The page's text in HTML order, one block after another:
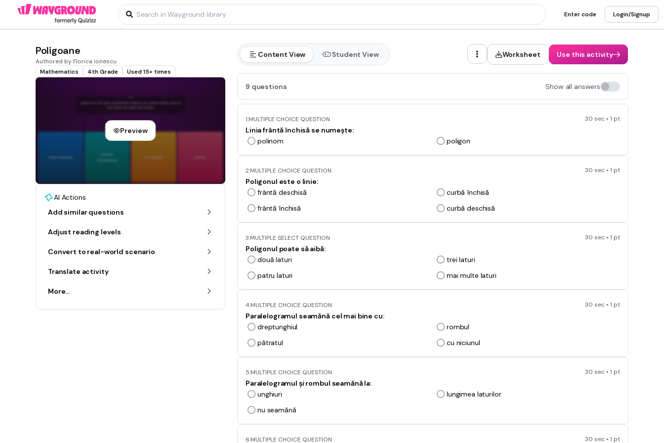
Enter code Login/Signup
Poligoane
Authored by Florica Ionescu
Mathematics
4th Grade Used 15+ times
Preview
AI Actions
Add similar questions
Adjust reading levels
Convert to real-world scenario
Translate activity
More...
Content View Student View Worksheet Use this activity
9 questions Show all answers
1.MULTIPLE CHOICE QUESTION 30 sec • 1 pt
Linia frântă închisă se numește:
polinom
poligon
2.MULTIPLE CHOICE QUESTION 30 sec • 1 pt
Poligonul este o linie:
frântă deschisă
curbă închisă
frântă închisă
curbă deschisă
3.MULTIPLE SELECT QUESTION 30 sec • 1 pt
Poligonul poate să aibă:
două laturi
trei laturi
patru laturi
mai multe laturi
4.MULTIPLE CHOICE QUESTION 30 sec • 1 pt
Paralelogramul seamănă cel mai bine cu:
dreptunghiul
rombul
pătratul
cu niciunul
5.MULTIPLE CHOICE QUESTION 30 sec • 1 pt
Paralelogramul și rombul seamănă la:
unghiuri
lungimea laturilor
nu seamănă
6.MULTIPLE CHOICE QUESTION 30 sec • 1 pt